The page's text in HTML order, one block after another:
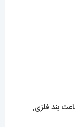
بند فلزی,